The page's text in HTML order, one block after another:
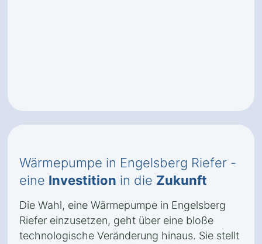
Wärmepumpe in Engelsberg Riefer -
eine Investition in die Zukunft
Die Wahl, eine Wärmepumpe in Engelsberg
Riefer einzusetzen, geht über eine bloße
technologische Veränderung hinaus. Sie stellt